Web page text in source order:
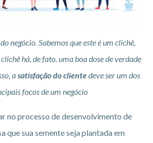
negócio. Sabemos que este é um clichê,
há, de fato, uma boa dose de verdade
asatisfação do clientedeve ser um dos
focos de um negócio
no processo de desenvolvimento de
que sua semente seja plantada em